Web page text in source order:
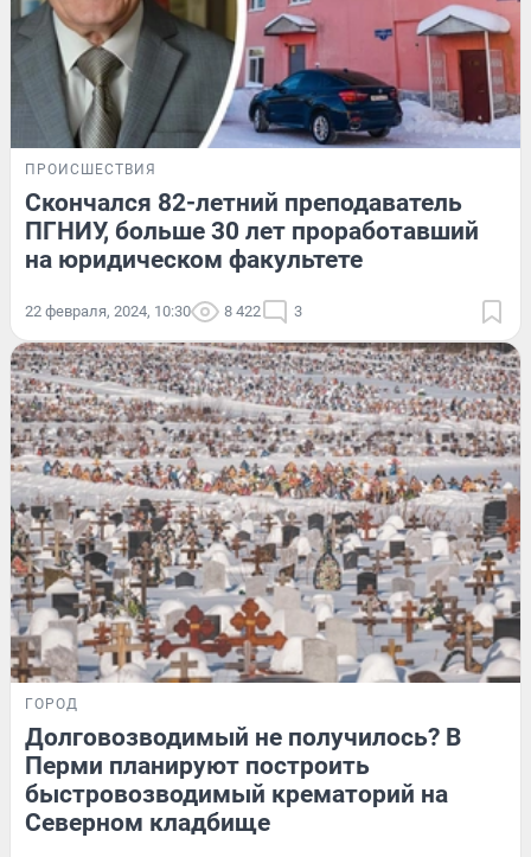
ПРОИСШЕСТВИЯ
Скончался 82-летний преподаватель
ПГНИУ, больше 30 лет проработавший
на юридическом факультете
22 февраля, 2024, 10:30 8 422 3
ГОРОД
Долговозводимый не получилось? В
Перми планируют построить
быстровозводимый крематорий на
Северном кладбище